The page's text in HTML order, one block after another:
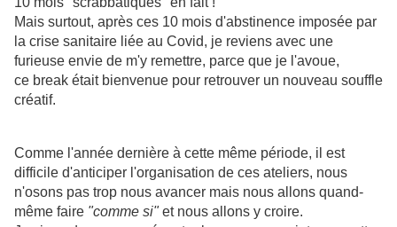
Mais surtout, après ces 10 mois d'abstinence imposée par
la crise sanitaire liée au Covid, je reviens avec une
furieuse envie de m'y remettre, parce que je l'avoue,
ce break était bienvenue pour retrouver un nouveau souffle
créatif.
Comme l'année dernière à cette même période, il est
difficile d'anticiper l'organisation de ces ateliers, nous
n'osons pas trop nous avancer mais nous allons quand-
même faire "comme si"et nous allons y croire.